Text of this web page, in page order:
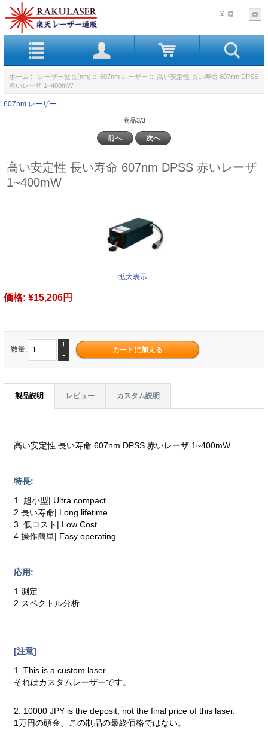
¥
ホーム :: レーザー波長(nm) :: 607nm レーザー :: 高い安定性 長い寿命 607nm DPSS
赤いレーザ 1~400mW
607nm レーザー
商品3/3
前へ 次へ
高い安定性 長い寿命 607nm DPSS 赤いレーザ
1~400mW
拡大表示
価格: ¥15,206円
数量.
+
-
製品説明 レビュー カスタム説明
高い安定性 長い寿命 607nm DPSS 赤いレーザ 1~400mW
特長:
1. 超小型| Ultra compact
2.長い寿命| Long lifetime
3. 低コスト| Low Cost
4.操作簡単| Easy operating
応用:
1.測定
2.スペクトル分析
[注意]
1. This is a custom laser.
それはカスタムレーザーです。
2. 10000 JPY is the deposit, not the final price of this laser.
1万円の頭金、この制品の最終価格ではない。